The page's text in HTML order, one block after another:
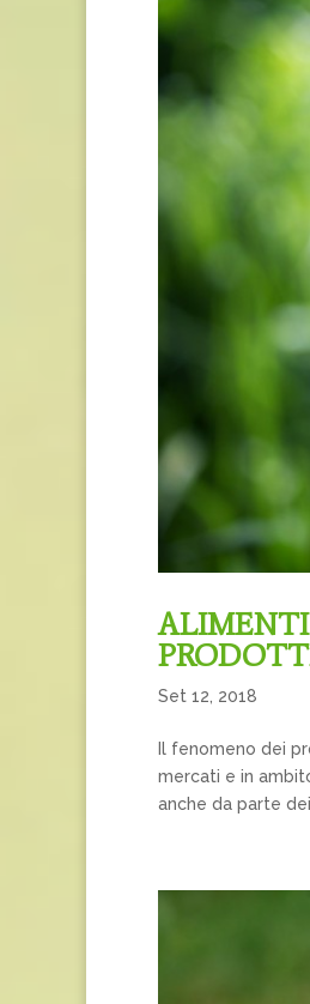
Set 12, 2018
Il fenomeno dei
mercati e in
anche da parte